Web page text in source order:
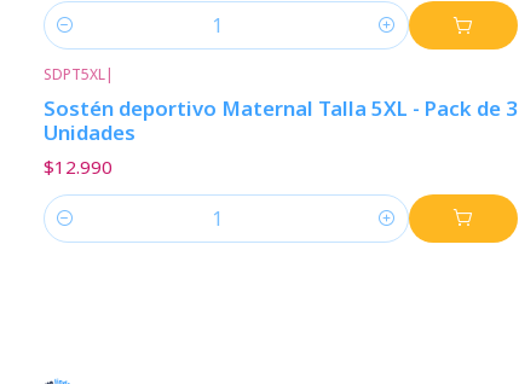
Cantidad
SDPT5XL
Sostén deportivo Maternal Talla 5XL - Pack de 3
Unidades
$12.990
Cantidad